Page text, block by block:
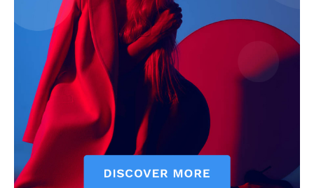
News Week
Magazine PRO